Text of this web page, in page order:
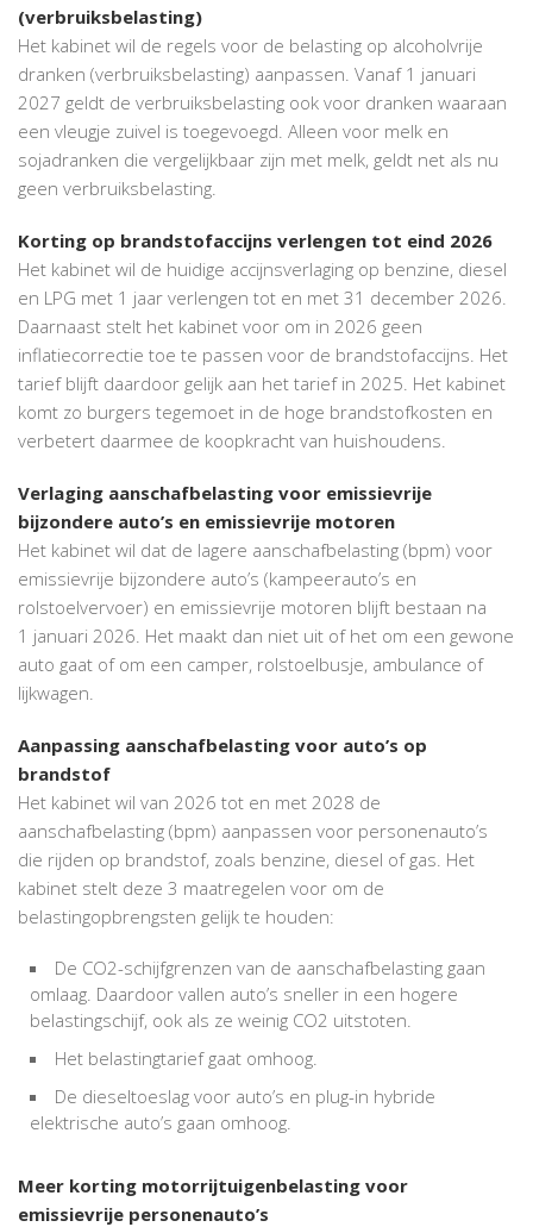
(verbruiksbelasting)
Het kabinet wil de regels voor de belasting op alcoholvrije
dranken (verbruiksbelasting) aanpassen. Vanaf 1 januari
2027 geldt de verbruiksbelasting ook voor dranken waaraan
een vleugje zuivel is toegevoegd. Alleen voor melk en
sojadranken die vergelijkbaar zijn met melk, geldt net als nu
geen verbruiksbelasting.
Korting op brandstofaccijns verlengen tot eind 2026
Het kabinet wil de huidige accijnsverlaging op benzine, diesel
en LPG met 1 jaar verlengen tot en met 31 december 2026.
Daarnaast stelt het kabinet voor om in 2026 geen
inflatiecorrectie toe te passen voor de brandstofaccijns. Het
tarief blijft daardoor gelijk aan het tarief in 2025. Het kabinet
komt zo burgers tegemoet in de hoge brandstofkosten en
verbetert daarmee de koopkracht van huishoudens.
Verlaging aanschafbelasting voor emissievrije
bijzondere auto’s en emissievrije motoren
Het kabinet wil dat de lagere aanschafbelasting (bpm) voor
emissievrije bijzondere auto’s (kampeerauto’s en
rolstoelvervoer) en emissievrije motoren blijft bestaan na
1 januari 2026. Het maakt dan niet uit of het om een gewone
auto gaat of om een camper, rolstoelbusje, ambulance of
lijkwagen.
Aanpassing aanschafbelasting voor auto’s op
brandstof
Het kabinet wil van 2026 tot en met 2028 de
aanschafbelasting (bpm) aanpassen voor personenauto’s
die rijden op brandstof, zoals benzine, diesel of gas. Het
kabinet stelt deze 3 maatregelen voor om de
belastingopbrengsten gelijk te houden:
De CO2-schijfgrenzen van de aanschafbelasting gaan
omlaag. Daardoor vallen auto’s sneller in een hogere
belastingschijf, ook als ze weinig CO2 uitstoten.
Het belastingtarief gaat omhoog.
De dieseltoeslag voor auto’s en plug-in hybride
elektrische auto’s gaan omhoog.
Meer korting motorrijtuigenbelasting voor
emissievrije personenauto’s